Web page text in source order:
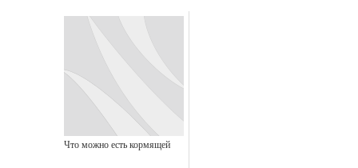
Что можно есть кормящей